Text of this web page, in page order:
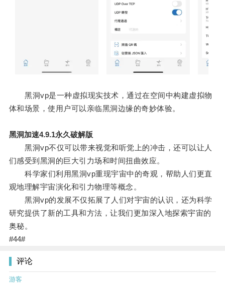
黑洞vp是一种虚拟现实技术，通过在空间中构建虚拟物
体和场景，使用户可以亲临黑洞边缘的奇妙体验。
黑洞加速4.9.1永久破解版
黑洞vp不仅可以带来视觉和听觉上的冲击，还可以让人
们感受到黑洞的巨大引力场和时间扭曲效应。
科学家们利用黑洞vp重现宇宙中的奇观，帮助人们更直
观地理解宇宙演化和引力物理等概念。
黑洞vp的发展不仅拓展了人们对宇宙的认识，还为科学
研究提供了新的工具和方法，让我们更加深入地探索宇宙的
奥秘。
#44#
评论
游客